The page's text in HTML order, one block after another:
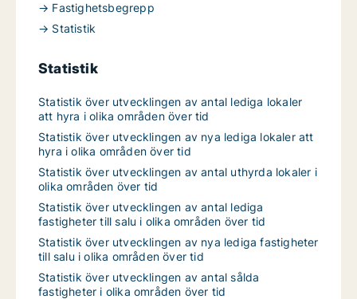
→ Fastighetsbegrepp
→ Statistik
Statistik
Statistik över utvecklingen av antal lediga lokaler
att hyra i olika områden över tid
Statistik över utvecklingen av nya lediga lokaler att
hyra i olika områden över tid
Statistik över utvecklingen av antal uthyrda lokaler i
olika områden över tid
Statistik över utvecklingen av antal lediga
fastigheter till salu i olika områden över tid
Statistik över utvecklingen av nya lediga fastigheter
till salu i olika områden över tid
Statistik över utvecklingen av antal sålda
fastigheter i olika områden över tid